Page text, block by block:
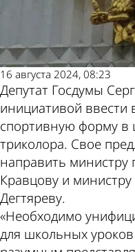
16 августа 2024, 08:23
Депутат Госдумы
инициативой ввести
спортивную форму в
триколора. Свое
направить
Кравцову и
Дегтяреву.
«Необходимо
для школьных